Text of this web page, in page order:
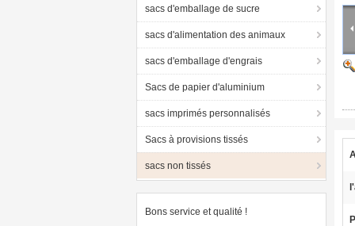
sacs d'emballage de sucre
sacs d'alimentation des animaux
sacs d'emballage d'engrais
Sacs de papier d'aluminium
sacs imprimés personnalisés
Sacs à provisions tissés
sacs non tissés
Bons service et qualité !